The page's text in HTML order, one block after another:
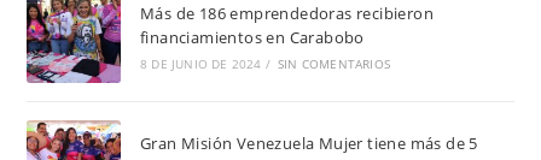
Más de 186 emprendedoras recibieron
financiamientos en Carabobo
8 DE JUNIO DE 2024 / SIN COMENTARIOS
Gran Misión Venezuela Mujer tiene más de 5